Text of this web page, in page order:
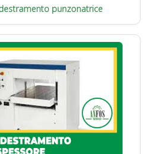
punzonatrice